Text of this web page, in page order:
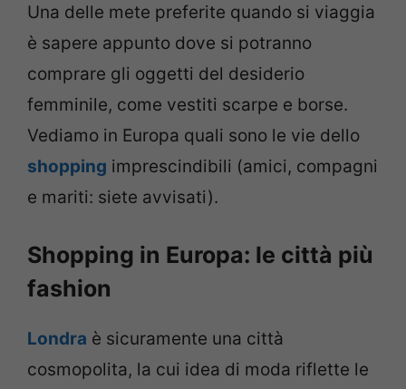
Una delle mete preferite quando si viaggia
è sapere appunto dove si potranno
comprare gli oggetti del desiderio
femminile, come vestiti scarpe e borse.
Vediamo in Europa quali sono le vie dello
shopping imprescindibili (amici, compagni
e mariti: siete avvisati).
Shopping in Europa: le città più
fashion
Londra è sicuramente una città
cosmopolita, la cui idea di moda riflette le